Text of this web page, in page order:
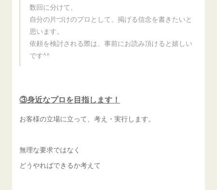
数回に分けて、
自分の片づけのプロとして、掲げる信念を書きたいと
思います。
依頼を検討される際は、事前にお読み頂けると嬉しい
です^^
③身近なプロを目指します！
お客様の立場に立って、考え・実行します。
無理な要求ではなく
どうやればできるか考えて